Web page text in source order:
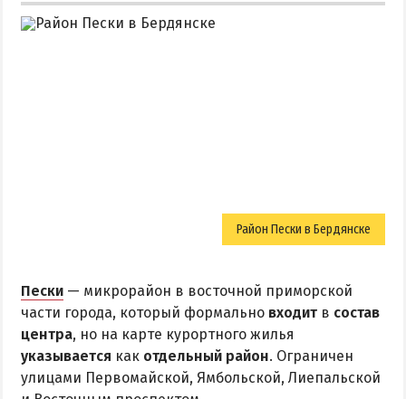
Район Пески в Бердянске
Пески — микрорайон в восточной приморской
части города, который формально входит в состав
центра, но на карте курортного жилья
указывается как отдельный район. Ограничен
улицами Первомайской, Ямбольской, Лиепальской